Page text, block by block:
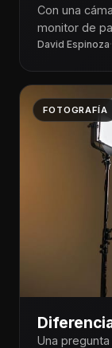
Con una
monitor de
David Espinoza·
FOTOGRAFÍA
Una